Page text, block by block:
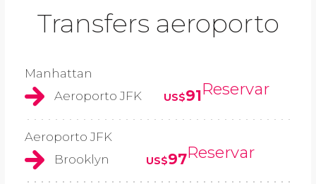
Transfers aeroporto
Manhattan
Aeroporto JFK
US$91Reservar
Aeroporto JFK
Brooklyn
US$97Reservar